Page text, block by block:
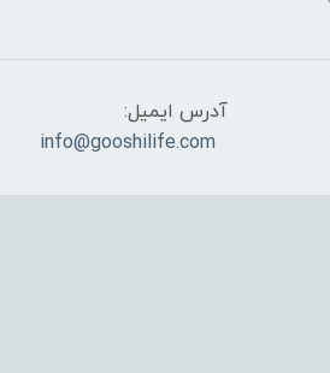
آدرس ایمیل:
info@gooshilife.com